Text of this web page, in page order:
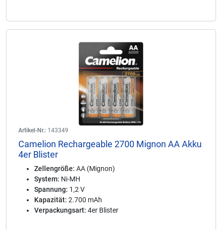
Artikel-Nr.: 143349
Camelion Rechargeable 2700 Mignon AA Akku
4er Blister
Zellengröße: AA (Mignon)
System: Ni-MH
Spannung: 1,2 V
Kapazität: 2.700 mAh
Verpackungsart: 4er Blister